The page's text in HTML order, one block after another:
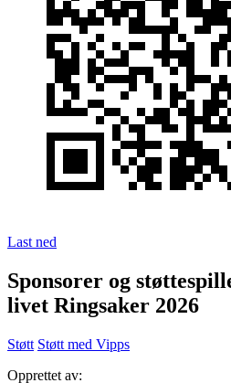
Last ned
Sponsorer og
livet Ringsaker 2026
Støtt Støtt med Vipps
Opprettet av: